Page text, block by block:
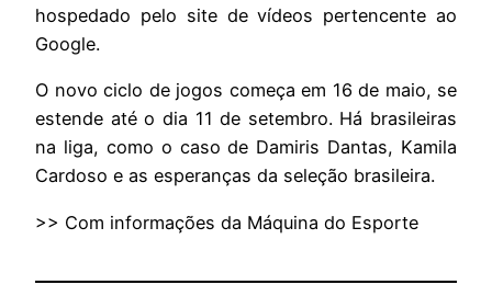
hospedado pelo site de vídeos pertencente ao
Google.
O novo ciclo de jogos começa em 16 de maio, se
estende até o dia 11 de setembro. Há brasileiras
na liga, como o caso de Damiris Dantas, Kamila
Cardoso e as esperanças da seleção brasileira.
>> Com informações da Máquina do Esporte